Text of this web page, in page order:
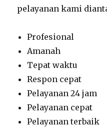
pelayanan kami
Profesional
Amanah
Tepat waktu
Respon cepat
Pelayanan 24 jam
Pelayanan cepat
Pelayanan terbaik